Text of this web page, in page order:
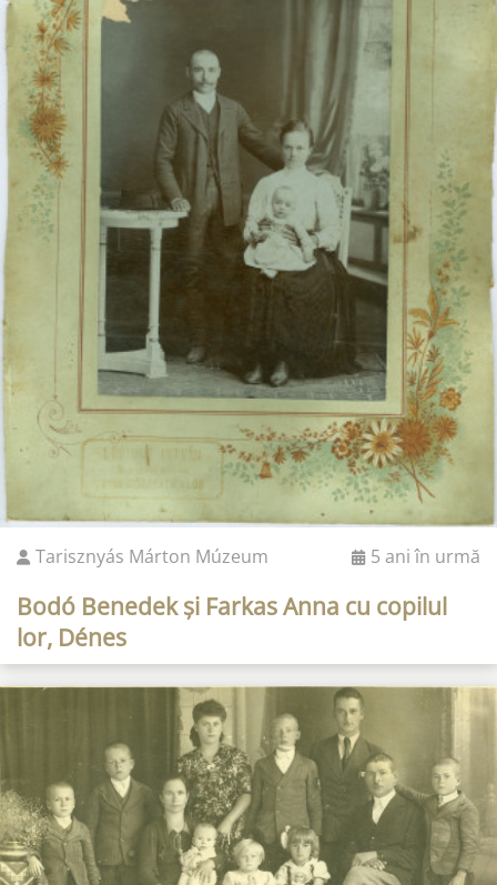
Tarisznyás Márton Múzeum 5 ani în urmă
Bodó Benedek și Farkas Anna cu copilul
lor, Dénes